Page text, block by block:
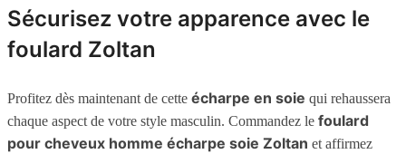
Sécurisez votre apparence avec le
foulard Zoltan
Profitez dès maintenant de cette écharpe en soie qui rehaussera
chaque aspect de votre style masculin. Commandez le foulard
pour cheveux homme écharpe soie Zoltan et affirmez